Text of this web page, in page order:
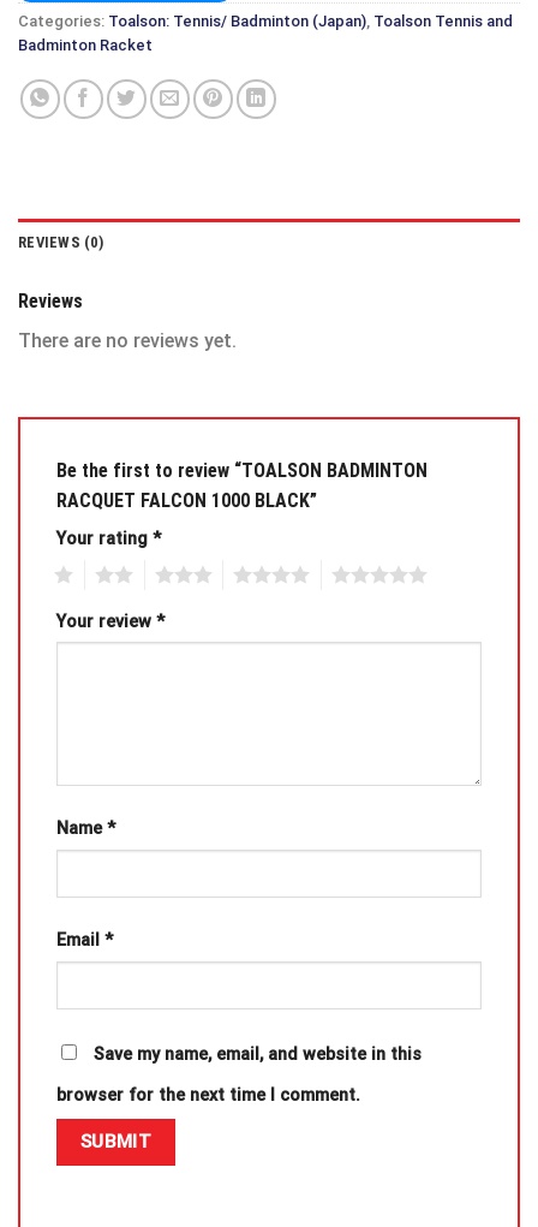
Categories: Toalson: Tennis/ Badminton (Japan), Toalson Tennis and
Badminton Racket
REVIEWS (0)
Reviews
There are no reviews yet.
Be the first to review “TOALSON BADMINTON
RACQUET FALCON 1000 BLACK”
Your rating *
Your review *
Name*
Email *
Save my name, email, and website in this
browser for the next time I comment.